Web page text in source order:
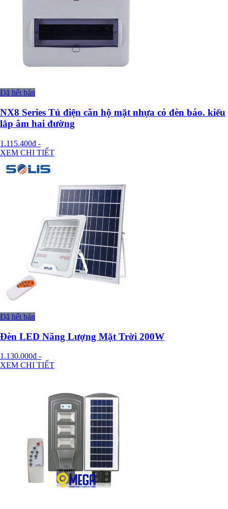
Đã hết bán
NX8 Series Tủ điện căn hộ mặt nhựa có đèn báo. kiểu
lắp âm hai đường
1.115.400đ -
XEM CHI TIẾT
Đã hết bán
Đèn LED Năng Lượng Mặt Trời 200W
1.130.000đ -
XEM CHI TIẾT